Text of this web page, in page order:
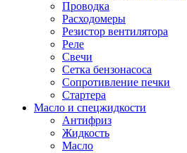
Проводка
Расходомеры
Резистор вентилятора
Реле
Свечи
Сетка бензонасоса
Сопротивление печки
Стартера
Масло и спецжидкости
Антифриз
Жидкость
Масло